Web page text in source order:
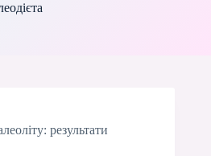
результати